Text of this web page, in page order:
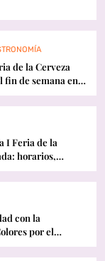
de la Cerveza
fin de semana en
I Feria de la
horarios,
con la
por el